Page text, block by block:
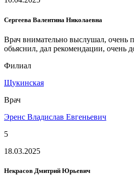
Сергеева Валентина Николаевна
Врач внимательно выслушал, очень
обьяснил, дал рекомендации, очень
Филиал
Щукинская
Врач
Эренс Владислав Евгеньевич
5
18.03.2025
Некрасов Дмитрий Юрьевич